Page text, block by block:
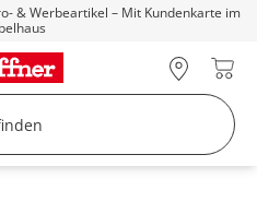
& Werbeartikel – Mit Kundenkarte im